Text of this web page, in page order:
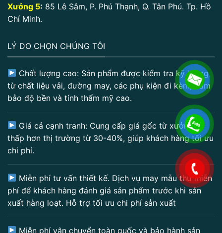
Xưởng 5: 85 Lê Sâm, P. Phú Thạnh, Q. Tân Phú. Tp. Hồ
Chí Minh.
LÝ DO CHỌN CHÚNG TÔI
Chất lượng cao: Sản phẩm được kiểm tra kỹ lưỡng
từ chất liệu vải, đường may, các phụ kiện đi kèm, đảm
bảo độ bền và tính thẩm mỹ cao.
Giá cả cạnh tranh: Cung cấp giá gốc từ xưởng,
thấp hơn thị trường từ 30-40%, giúp khách hàng tối ưu
chi phí.
Miễn phí tư vấn thiết kế. Dịch vụ may mẫu thử miễn
phí để khách hàng đánh giá sản phẩm trước khi sản
xuất hàng loạt. Hỗ trợ tối ưu chi phí sản xuất
Miễn phí vận chuyển toàn quốc và bảo hành sản
.